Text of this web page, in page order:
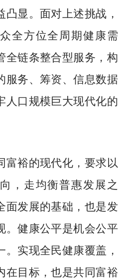
显。面对上述挑战，
全方位全周期健康需
全链条整合型服务，构
服务、筹资、信息数据
人口规模巨大现代化的
裕的现代化，要求以
，走均衡普惠发展之
面发展的基础，也是发
。健康公平是机会公平
实现全民健康覆盖，
在目标，也是共同富裕